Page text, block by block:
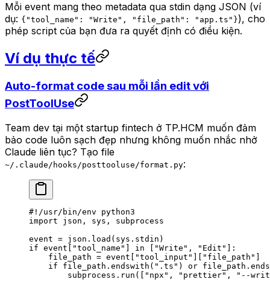
Mỗi event mang theo metadata qua stdin dạng JSON (ví
dụ: {"tool_name": "Write", "file_path": "app.ts"}), cho
phép script của bạn đưa ra quyết định có điều kiện.
Ví dụ thực tế
Auto-format code sau mỗi lần edit với
PostToolUse
Team dev tại một startup fintech ở TP.HCM muốn đảm
bảo code luôn sạch đẹp nhưng không muốn nhắc nhở
Claude liên tục? Tạo file
~/.claude/hooks/posttooluse/format.py:
#!/usr/bin/env python3
import json, sys, subprocess
event = json.load(sys.stdin)
if event[ "tool_name" ] in [ "Write" , "Edit" ]:
    file_path
= event[ "tool_input" ][ "file_path" ]
    if
file_path.endswith( ".ts" ) or
        subprocess.run([
"npx" , "prettier" , "--